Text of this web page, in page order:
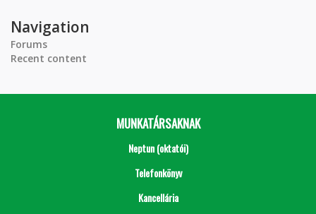
Navigation
Forums
Recent content
MUNKATÁRSAKNAK
Neptun (oktatói)
Telefonkönyv
Kancellária